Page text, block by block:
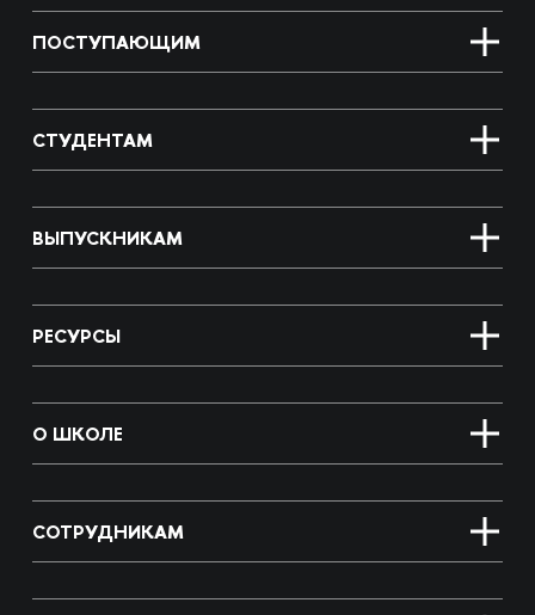
ПОСТУПАЮЩИМ
СТУДЕНТАМ
ВЫПУСКНИКАМ
РЕСУРСЫ
О ШКОЛЕ
СОТРУДНИКАМ